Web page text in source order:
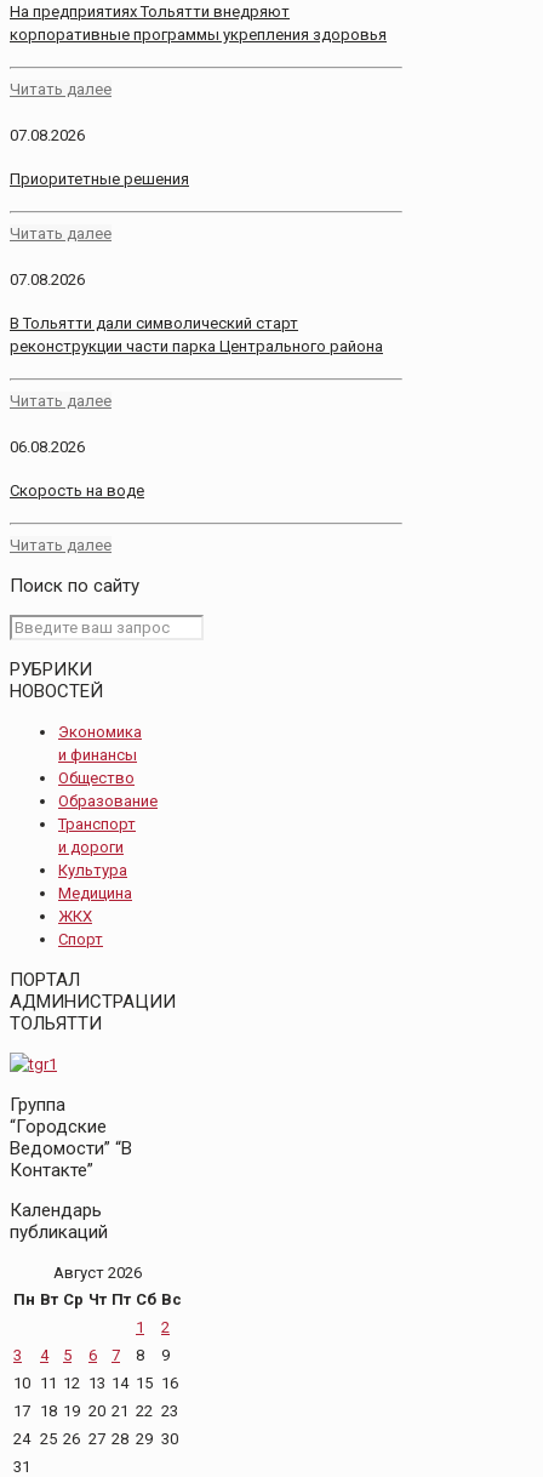
На предприятиях Тольятти внедряют
корпоративные программы укрепления здоровья
Читать далее
07.08.2026
Приоритетные решения
Читать далее
07.08.2026
В Тольятти дали символический старт
реконструкции части парка Центрального района
Читать далее
06.08.2026
Скорость на воде
Читать далее
Поиск по сайту
РУБРИКИ
НОВОСТЕЙ
Экономика
и финансы
Общество
Образование
Транспорт
и дороги
Культура
Медицина
ЖКХ
Спорт
ПОРТАЛ
АДМИНИСТРАЦИИ
ТОЛЬЯТТИ
Группа
“Городские
Ведомости” “В
Контакте”
Календарь
публикаций
Август 2026
Пн Вт Ср Чт Пт Сб Вс
1
2
3
4 5 6 7 8
9
10 11 12 13 14 15 16
17 18 19 20 21 22 23
24 25 26 27 28 29 30
31